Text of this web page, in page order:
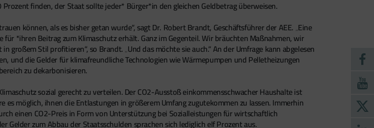
finden, der Staat sollte jeder* Bürger*in den gleichen Geldbetrag überweisen.
können, als es bisher getan wurde“, sagt Dr. Robert Brandt, Geschäftsführer der AEE. „Eine
*ihren Beitrag zum Klimaschutz erhält. Ganz im Gegenteil. Wir bräuchten Maßnahmen, wir
Stil profitieren“, so Brandt. „Und das möchte sie auch.“ An der Umfrage kann abgelesen
und die Gelder für klimafreundliche Technologien wie Wärmepumpen und Pelletheizungen
zu dekarbonisieren.
sozial gerecht zu verteilen. Der CO2-Ausstoß einkommensschwacher Haushalte ist
es möglich, ihnen die Entlastungen in größerem Umfang zugutekommen zu lassen. Immerhin
einen CO2-Preis in Form von Unterstützung bei Sozialleistungen für wirtschaftlich
zum Abbau der Staatsschulden sprachen sich lediglich elf Prozent aus.